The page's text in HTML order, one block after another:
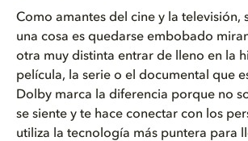
Como amantes del cine y la televisión,
una cosa es quedarse embobado
otra muy distinta entrar de lleno en la
película, la serie o el documental que
Dolby marca la diferencia porque no
se siente y te hace conectar con los
utiliza la tecnología más puntera para